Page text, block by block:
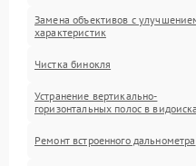
Замена объективов с
характеристик
Чистка бинокля
Устранение вертикально-
горизонтальных полос в
Ремонт встроенного дальнометра